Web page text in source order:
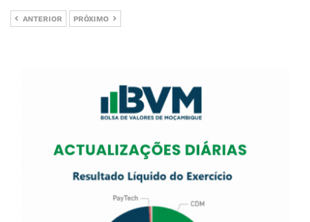
ANTERIOR PRÓXIMO